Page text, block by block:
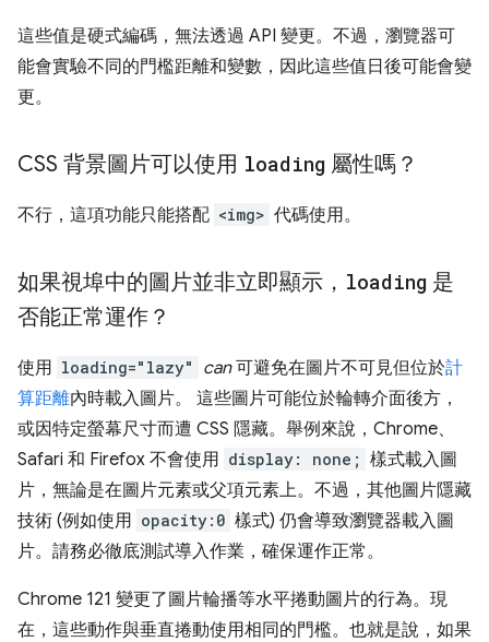
這些值是硬式編碼，無法透過 API 變更。不過，瀏覽器可
能會實驗不同的門檻距離和變數，因此這些值日後可能會變
更。
CSS 背景圖片可以使用 loading 屬性嗎？
不行，這項功能只能搭配 <img> 代碼使用。
如果視埠中的圖片並非立即顯示， loading 是
否能正常運作？
使用 loading="lazy" can可避免在圖片不可見但位於計
算距離內時載入圖片。 這些圖片可能位於輪轉介面後方，
或因特定螢幕尺寸而遭 CSS 隱藏。舉例來說，Chrome、
Safari 和 Firefox 不會使用 display: none; 樣式載入圖
片，無論是在圖片元素或父項元素上。不過，其他圖片隱藏
技術 (例如使用 opacity:0 樣式) 仍會導致瀏覽器載入圖
片。請務必徹底測試導入作業，確保運作正常。
Chrome 121 變更了圖片輪播等水平捲動圖片的行為。現
在，這些動作與垂直捲動使用相同的門檻。也就是說，如果